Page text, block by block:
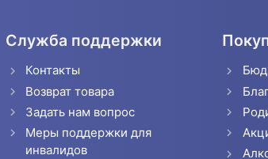
Служба поддержки
Контакты
Возврат товара
Задать нам вопрос
Меры поддержки для
инвалидов